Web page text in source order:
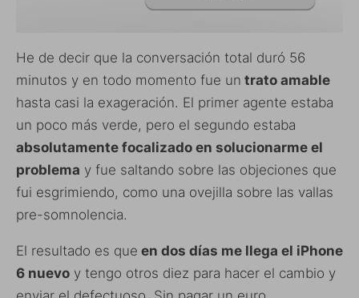
He de decir que la conversación total duró 56
minutos y en todo momento fue un trato amable
hasta casi la exageración. El primer agente estaba
un poco más verde, pero el segundo estaba
absolutamente focalizado en solucionarme el
problema y fue saltando sobre las objeciones que
fui esgrimiendo, como una ovejilla sobre las vallas
pre-somnolencia.
El resultado es que en dos días me llega el iPhone
6 nuevo y tengo otros diez para hacer el cambio y